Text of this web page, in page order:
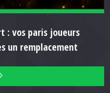
: vos paris joueurs
un remplacement